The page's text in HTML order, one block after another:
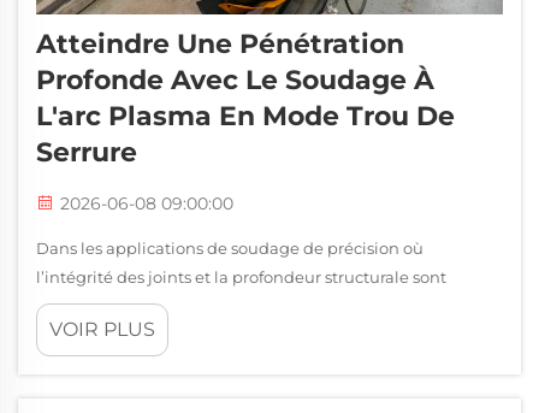
Atteindre Une Pénétration
Profonde Avec Le Soudage À
L'arc Plasma En Mode Trou De
Serrure
2026-06-08 09:00:00
Dans les applications de soudage de précision où
l’intégrité des joints et la profondeur structurale sont
primordiales, le soudage à l’arc plasma se distingue
comme l’un des procédés les plus performants disponibles
VOIR PLUS